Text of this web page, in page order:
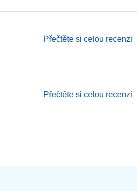
Přečtěte si celou recenzi
Přečtěte si celou recenzi